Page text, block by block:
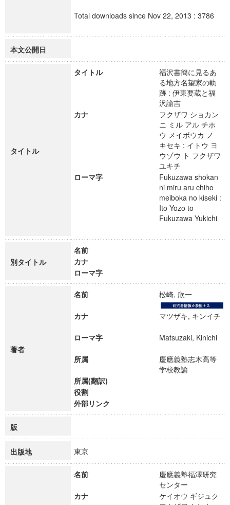
Total downloads since Nov 22, 2013 : 3786
本文公開日
タイトル
タイトル
福沢書簡に見るあ
る地方名望家の軌
跡 : 伊東要蔵と福
沢諭吉
カナ
フクザワ ショカン
ニ ミル アル チホ
ウ メイボウカ ノ
キセキ : イトウ ヨ
ウゾウ ト フクザワ
ユキチ
ローマ字
Fukuzawa shokan
ni miru aru chiho
meiboka no kiseki :
Ito Yozo to
Fukuzawa Yukichi
別タイトル
名前
カナ
ローマ字
著者
名前 松崎, 欣一
カナ マツザキ, キンイチ
ローマ字 Matsuzaki, Kinichi
所属
慶應義塾志木高等
学校教諭
所属(翻訳)
役割
外部リンク
版
出版地 東京
名前
慶應義塾福澤研究
センター
カナ
ケイオウ ギジュク